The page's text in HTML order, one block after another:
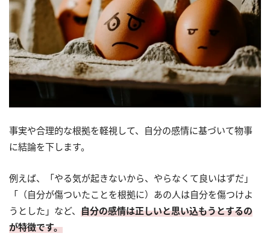
事実や合理的な根拠を軽視して、自分の感情に基づいて物事
に結論を下します。
例えば、「やる気が起きないから、やらなくて良いはずだ」
「（自分が傷ついたことを根拠に）あの人は自分を傷つけよ
うとした」など、 自分の感情は正しいと思い込もうとするの
が特徴です。